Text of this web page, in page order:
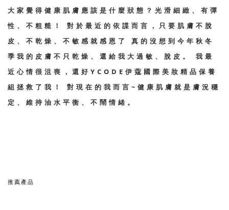
大家覺得健康肌膚應該是什麼狀態？光滑細緻、有彈
性、不粗糙！ 對於最近的依諜而言，只要肌膚不脫
皮、不乾燥、不敏感就感恩了 真的沒想到今年秋冬
季我的皮膚不只乾燥、還給我大過敏、脫皮。 我最
近心情很沮喪，還好YCODE伊蔻國際美妝精品保養
組拯救了我！ 對現在的我而言~健康肌膚就是膚況穩
定、維持油水平衡、不鬧情緒。
推薦產品